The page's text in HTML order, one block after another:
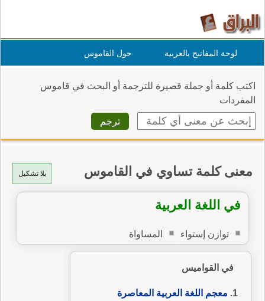
لوحة المفاتيح بالعربية حول القاموس
اكتب كلمة أو جملة قصيرة للترجمة أو البحث في قاموس
المفردات
بلا تشكيل معنى كلمة تساوي في القاموس
في اللغة العربية
توازن إستواء المساواة
في القواميس
معجم اللغة العربية المعاصرة